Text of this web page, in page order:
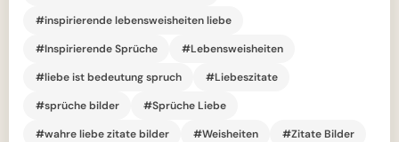
#inspirierende lebensweisheiten liebe
#Inspirierende Sprüche
#Lebensweisheiten
#liebe ist bedeutung spruch
#Liebeszitate
#sprüche bilder
#Sprüche Liebe
#wahre liebe zitate bilder
#Weisheiten
#Zitate Bilder